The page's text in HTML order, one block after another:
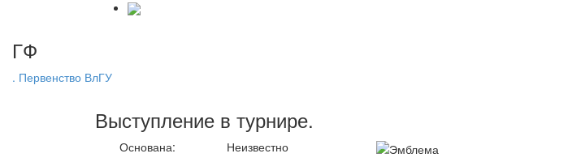
ГФ
. Первенство ВлГУ
Выступление в турнире.
Основана:
Неизвестно